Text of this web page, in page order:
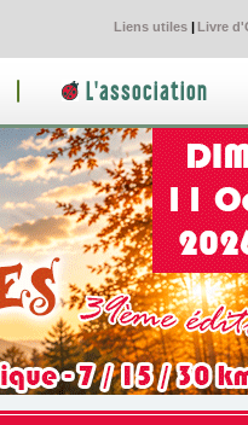
Liens utiles| Livre
L'association